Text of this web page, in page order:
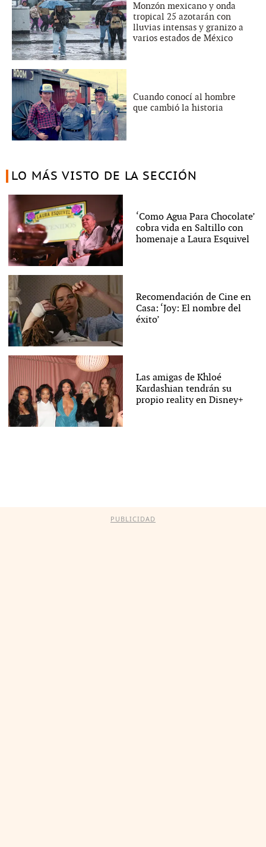
Monzón mexicano y onda
tropical 25 azotarán con
lluvias intensas y granizo a
varios estados de México
Cuando conocí al hombre
que cambió la historia
LO MÁS VISTO DE LA SECCIÓN
‘Como Agua Para Chocolate’
cobra vida en Saltillo con
homenaje a Laura Esquivel
Recomendación de Cine en
Casa: ‘Joy: El nombre del
éxito’
Las amigas de Khloé
Kardashian tendrán su
propio reality en Disney+
PUBLICIDAD